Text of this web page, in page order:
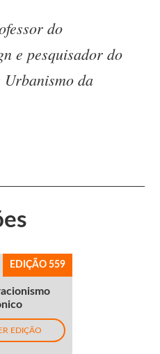
do
e pesquisador do
da
EDIÇÃO 559
EDIÇÃO